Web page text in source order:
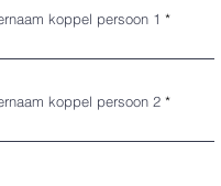
koppel persoon 1
koppel persoon 2